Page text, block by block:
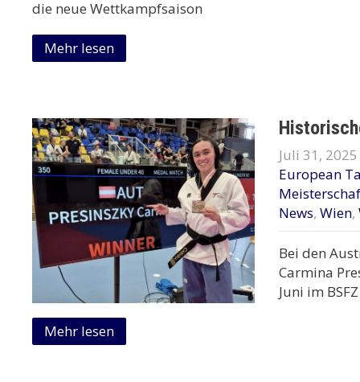
die neue Wettkampfsaison
Mehr lesen
Juli 31, 2025
European
News, Wien,
Bei den
Carmina
Juni im
Mehr lesen